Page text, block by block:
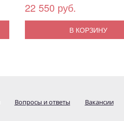
22 550 руб.
В КОРЗИНУ
Вопросы и ответы Вакансии